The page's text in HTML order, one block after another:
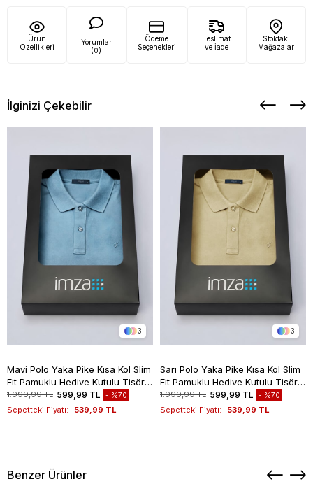
Ürün
Özellikleri
Yorumlar
(0)
Ödeme
Seçenekleri
Teslimat
ve İade
Stoktaki
Mağazalar
İlginizi Çekebilir
3
Mavi Polo Yaka Pike Kısa Kol Slim
Fit Pamuklu Hediye Kutulu Tişört
1011260169
1.999,99 TL 599,99 TL %70
Sepetteki Fiyatı: 539,99 TL
3
Sarı Polo Yaka Pike Kısa Kol Slim
Fit Pamuklu Hediye Kutulu Tişört
1011260169
1.999,99 TL 599,99 TL %70
Sepetteki Fiyatı: 539,99 TL
Benzer Ürünler